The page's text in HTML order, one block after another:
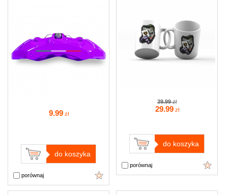
9.99 zł
do koszyka
porównaj
39.99 zł
29.99 zł
do koszyka
porównaj